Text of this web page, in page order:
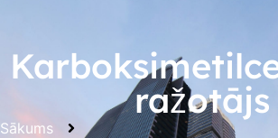
ražotājs
Sākums